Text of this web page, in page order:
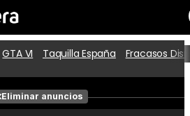
Cartelera
Películas
GTA VI Taquilla España Fracasos
Eliminar anuncios